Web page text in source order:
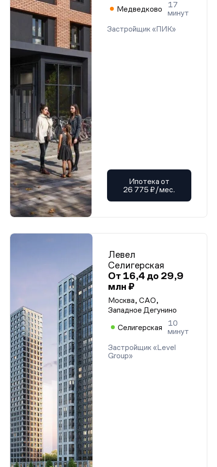
Медведково
17
минут
Застройщик «ПИК»
Ипотека от
26 775 ₽/мес.
Левел
Селигерская
От 16,4 до 29,9
млн ₽
Москва, САО,
Западное Дегунино
Селигерская
10
минут
Застройщик «Level
Group»